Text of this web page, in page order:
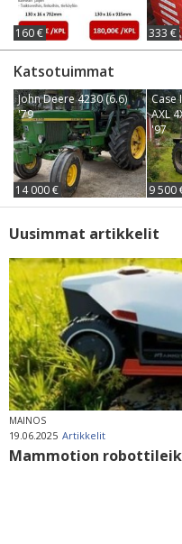
160 € 333 €
Katsotuimmat
John Deere 4230 (6.6)
'79
14 000 €
Case
AXL
'97
9 500
Uusimmat artikkelit
MAINOS
19.06.2025 Artikkelit
Mammotion